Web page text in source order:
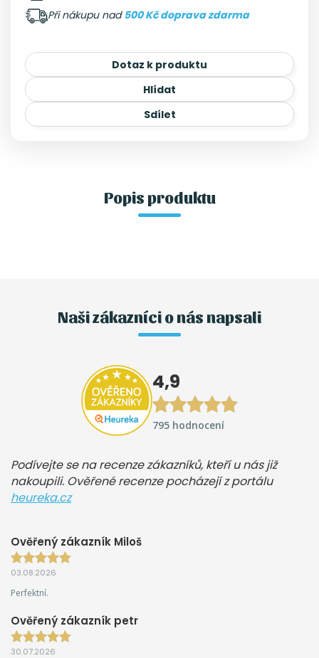
Při nákupu nad 500 Kč doprava zdarma
Dotaz k produktu
Hlídat
Sdílet
Popis produktu
Naši zákazníci o nás napsali
4,9
795 hodnocení
Podívejte se na recenze zákazníků, kteří u nás již
nakoupili. Ověřené recenze pocházejí z portálu
heureka.cz
Ověřený zákazník Miloš
03.08.2026
Perfektní.
Ověřený zákazník petr
30.07.2026